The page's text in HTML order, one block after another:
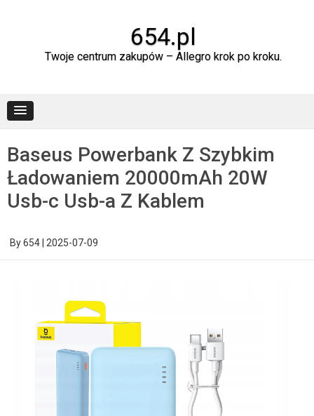
654.pl
Twoje centrum zakupów – Allegro krok po kroku.
Baseus Powerbank Z Szybkim
Ładowaniem 20000mAh 20W
Usb-c Usb-a Z Kablem
By654 2025-07-09